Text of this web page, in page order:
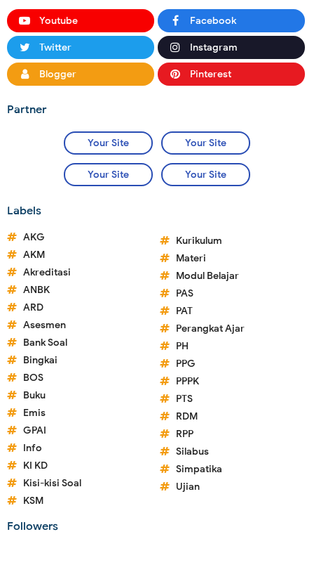
Youtube Facebook
Twitter Instagram
Blogger Pinterest
Partner
Your Site Your Site
Your Site Your Site
Labels
AKG
AKM
Akreditasi
ANBK
ARD
Asesmen
Bank Soal
Bingkai
BOS
Buku
Emis
GPAI
Info
KI KD
Kisi-kisi Soal
KSM
Kurikulum
Materi
Modul Belajar
PAS
PAT
Perangkat Ajar
PH
PPG
PPPK
PTS
RDM
RPP
Silabus
Simpatika
Ujian
Followers